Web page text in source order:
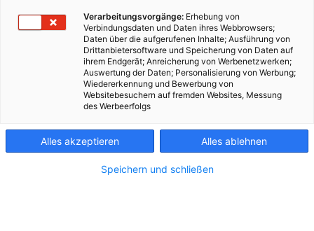
Kontakt
Impressum
Verarbeitungsvorgänge: Erhebung von
Verbindungsdaten und Daten ihres Webbrowsers;
Daten über die aufgerufenen Inhalte; Ausführung von
Drittanbietersoftware und Speicherung von Daten auf
ihrem Endgerät; Anreicherung von Werbenetzwerken;
Auswertung der Daten; Personalisierung von Werbung;
Wiedererkennung und Bewerbung von
Websitebesuchern auf fremden Websites, Messung
des Werbeerfolgs
Alles akzeptieren Alles ablehnen
Speichern und schließen